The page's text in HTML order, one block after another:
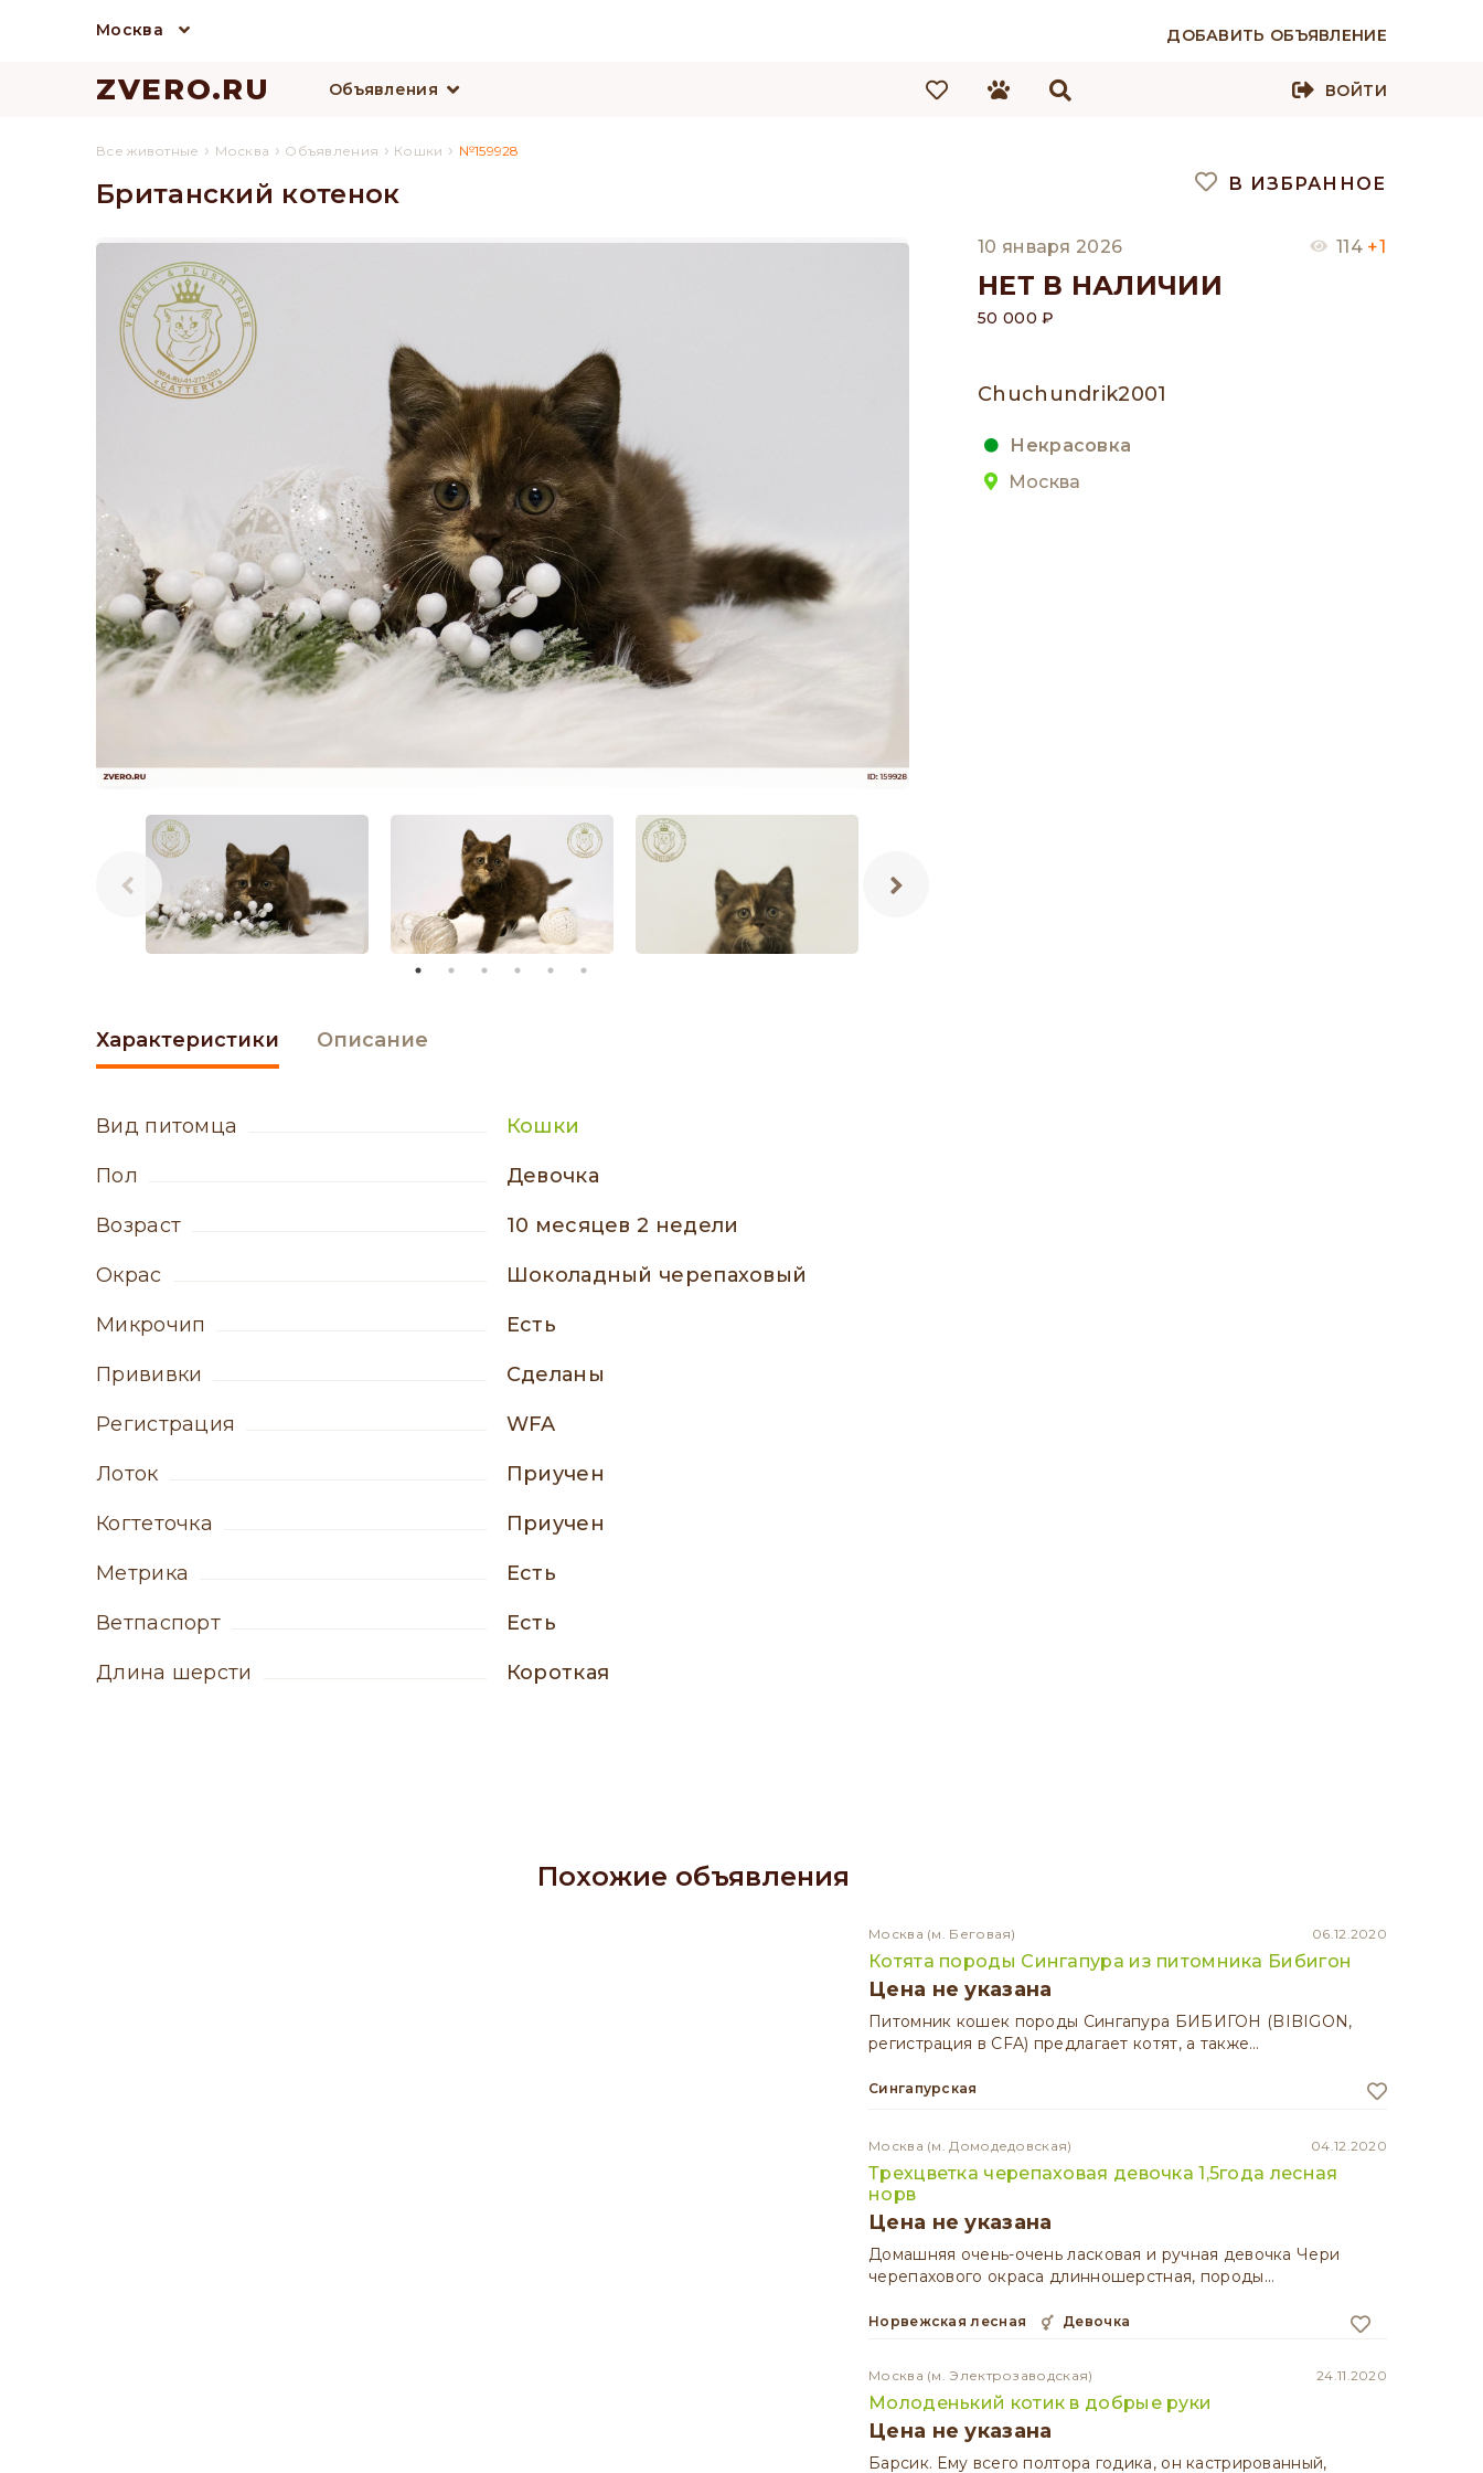
Москва ДОБАВИТЬ ОБЪЯВЛЕНИЕ
ZVERO.RU Объявления ВОЙТИ
Все животные › Москва › Объявления › Кошки › №159928
Британский котенок
Характеристики
вид питомца Кошки
пол девочка
возраст 10 месяцев 2 недели
окрас Шоколадный черепаховый
микрочип есть
прививки сделаны
регистрация WFA
лоток приучен
когтеточка приучен
метрика есть
ветпаспорт есть
Длина шерсти Короткая
Описание
В ИЗБРАННОЕ
10 января 2026 114 +1
НЕТ В НАЛИЧИИ
50 000 ₽
Chuchundrik2001
Некрасовка
Москва
Похожие объявления
Москва (м. Беговая) 06.12.2020
Котята породы Сингапура из питомника Бибигон
Цена не указана
Питомник кошек породы Сингапура БИБИГОН (BIBIGON,
регистрация в CFA) предлагает котят, а также…
Сингапурская
Москва (м. Домодедовская) 04.12.2020
Трехцветка черепаховая девочка 1,5года лесная
норв
Цена не указана
Домашняя очень-очень ласковая и ручная девочка Чери
черепахового окраса длинношерстная, породы…
Норвежская лесная девочка
Москва (м. Электрозаводская) 24.11.2020
Молоденький котик в добрые руки
Цена не указана
Барсик. Ему всего полтора годика, он кастрированный,